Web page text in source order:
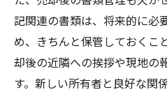
記関連の書類は、将来的に必
め、きちんと保管しておくこ
却後の近隣への挨拶や現地の
す。新しい所有者と良好な関